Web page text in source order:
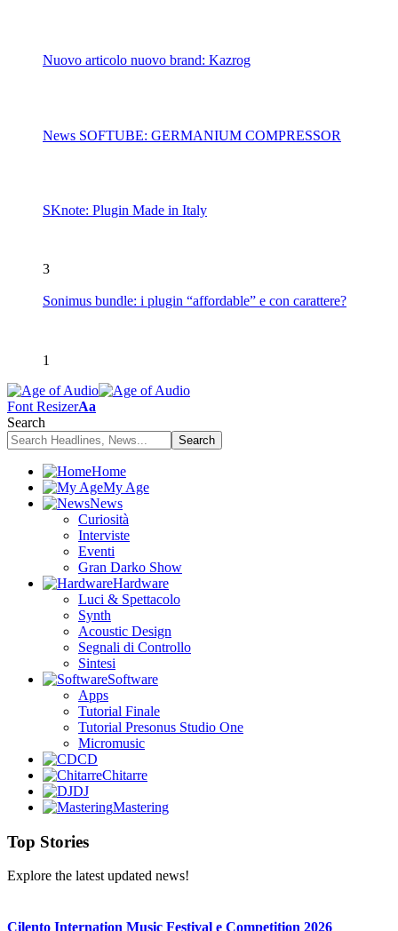
Nuovo articolo nuovo brand: Kazrog
News SOFTUBE: GERMANIUM COMPRESSOR
SKnote: Plugin Made in Italy
3
Sonimus bundle: i plugin “affordable” e con carattere?
1
Font ResizerAa
Search
Home
My Age
News
Curiosità
Interviste
Eventi
Gran Darko Show
Hardware
Luci & Spettacolo
Synth
Acoustic Design
Segnali di Controllo
Sintesi
Software
Apps
Tutorial Finale
Tutorial Presonus Studio One
Micromusic
CD
Chitarre
DJ
Mastering
Top Stories
Explore the latest updated news!
Cilento Internation Music Festival e Competition 2026